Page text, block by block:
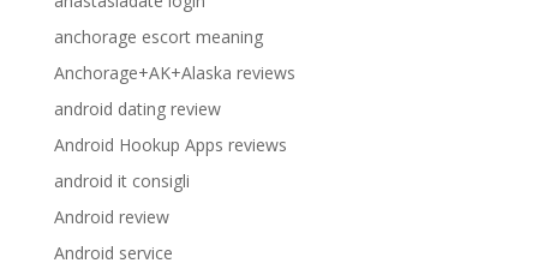
anchorage escort meaning
Anchorage+AK+Alaska reviews
android dating review
Android Hookup Apps reviews
android it consigli
Android review
Android service